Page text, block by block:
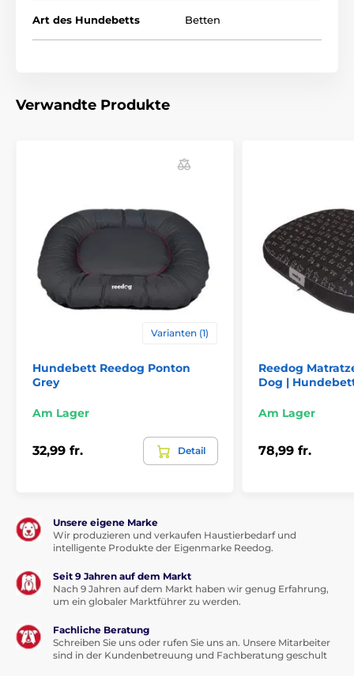
Hundebett Reedog Ponton ist für kleine, mittlere aber
aber höchstens 2-4cm.)
Technische Spezifikationen können ohne vorherige
Ankündigung geändert werden. Die Bilder dienen nur
zur Illustration.
Das Produkt ist in Kategorien eingeteilt
Betten, Hütten, Taschen
Für mittelgroße Hunde Für große Hunde
Art des Hundebetts Betten
Verwandte Produkte
Varianten (1)
Hundebett Reedog Ponton
Grey
Am Lager
32,99 fr. Detail
Reedog
Dog |
Am Lager
78,99 fr.
Unsere eigene Marke
Wir produzieren und verkaufen Haustierbedarf und
intelligente Produkte der Eigenmarke Reedog.
Seit 9 Jahren auf dem Markt
Nach 9 Jahren auf dem Markt haben wir genug Erfahrung,
um ein globaler Marktführer zu werden.
Fachliche Beratung
Schreiben Sie uns oder rufen Sie uns an. Unsere Mitarbeiter
sind in der Kundenbetreuung und Fachberatung geschult